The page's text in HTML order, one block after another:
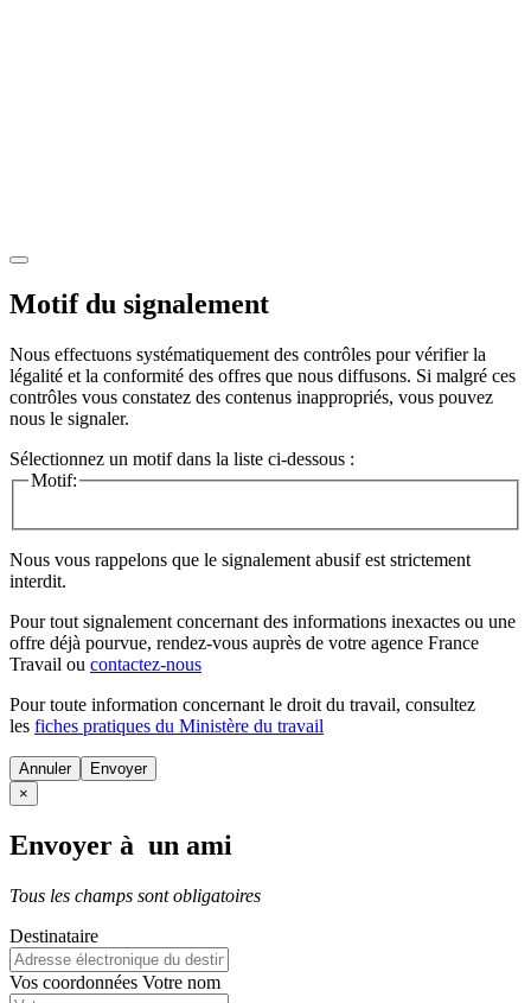
Motif du signalement
Nous effectuons systématiquement des contrôles pour vérifier la
légalité et la conformité des offres que nous diffusons. Si malgré ces
contrôles vous constatez des contenus inappropriés, vous pouvez
nous le signaler.
Sélectionnez un motif dans la liste ci-dessous :
Motif:
Nous vous rappelons que le signalement abusif est strictement
interdit.
Pour tout signalement concernant des informations inexactes ou une
offre déjà pourvue, rendez-vous auprès de votre agence France
Travail ou contactez-nous
Pour toute information concernant le droit du travail, consultez
les fiches pratiques du Ministère du travail
Annuler
×
Envoyer à un ami
Tous les champs sont obligatoires
Destinataire
Vos coordonnées Votre nom